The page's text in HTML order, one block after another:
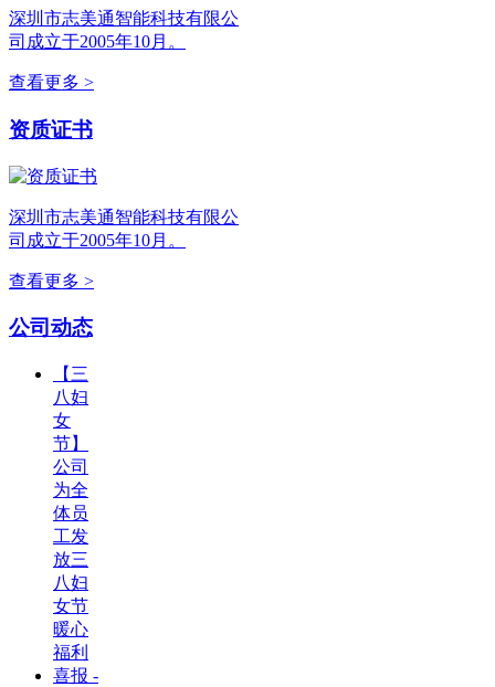
深圳市志美通智能科技有限公
司成立于2005年10月。
查看更多 >
资质证书
深圳市志美通智能科技有限公
司成立于2005年10月。
查看更多 >
公司动态
【三
八妇
女
节】
公司
为全
体员
工发
放三
八妇
女节
暖心
福利
喜报 -